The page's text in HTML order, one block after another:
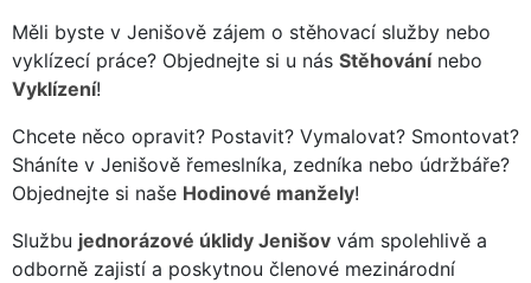
Měli byste v Jenišově zájem o stěhovací služby nebo
vyklízecí práce? Objednejte si u nás Stěhovánínebo
Vyklízení!
Chcete něco opravit? Postavit? Vymalovat? Smontovat?
Sháníte v Jenišově řemeslníka, zedníka nebo údržbáře?
Objednejte si naše Hodinové manžely!
Službu jednorázové úklidy Jenišov vám spolehlivě a
odborně zajistí a poskytnou členové mezinárodní